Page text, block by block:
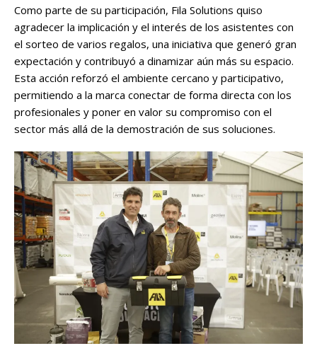
Como parte de su participación, Fila Solutions quiso
agradecer la implicación y el interés de los asistentes con
el sorteo de varios regalos, una iniciativa que generó gran
expectación y contribuyó a dinamizar aún más su espacio.
Esta acción reforzó el ambiente cercano y participativo,
permitiendo a la marca conectar de forma directa con los
profesionales y poner en valor su compromiso con el
sector más allá de la demostración de sus soluciones.